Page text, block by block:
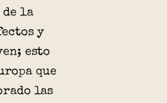
de la
y
esto
que
las